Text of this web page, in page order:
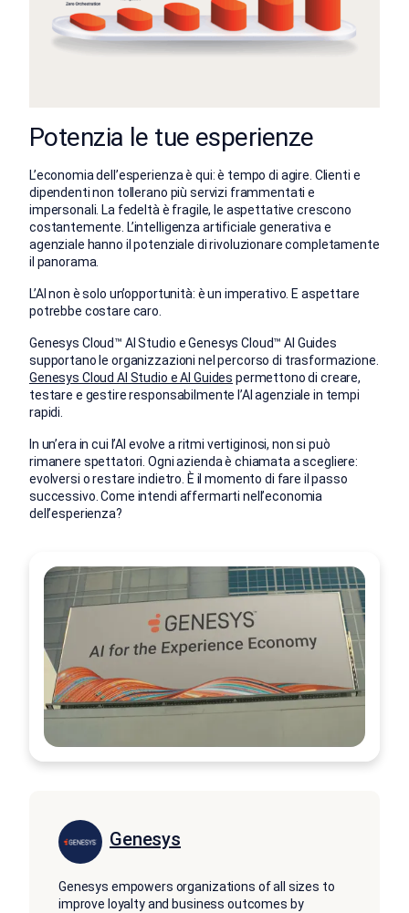
Potenzia le tue esperienze
L’economia dell’esperienza è qui: è tempo di agire. Clienti e
dipendenti non tollerano più servizi frammentati e
impersonali. La fedeltà è fragile, le aspettative crescono
costantemente. L’intelligenza artificiale generativa e
agenziale hanno il potenziale di rivoluzionare completamente
il panorama.
L’AI non è solo un’opportunità: è un imperativo. E aspettare
potrebbe costare caro.
Genesys Cloud™ AI Studio e Genesys Cloud™ AI Guides
supportano le organizzazioni nel percorso di trasformazione.
Genesys Cloud AI Studio e AI Guides permettono di creare,
testare e gestire responsabilmente l’AI agenziale in tempi
rapidi.
In un’era in cui l’AI evolve a ritmi vertiginosi, non si può
rimanere spettatori. Ogni azienda è chiamata a scegliere:
evolversi o restare indietro. È il momento di fare il passo
successivo. Come intendi affermarti nell’economia
dell’esperienza?
Genesys
Genesys empowers organizations of all sizes to
improve loyalty and business outcomes by